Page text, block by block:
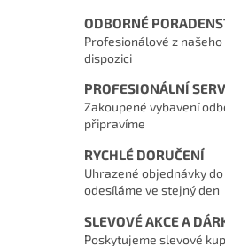
ODBORNÉ
Profesionálové z
dispozici
PROFESIONÁLNÍ
Zakoupené vybavení
připravíme
RYCHLÉ DORUČENÍ
Uhrazené objednávky do
odesíláme ve stejný den
SLEVOVÉ AKCE A
Poskytujeme slevové